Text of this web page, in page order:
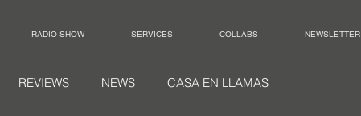
RADIO SHOW SERVICES COLLABS NEWSLETTER
REVIEWS NEWS CASA EN LLAMAS